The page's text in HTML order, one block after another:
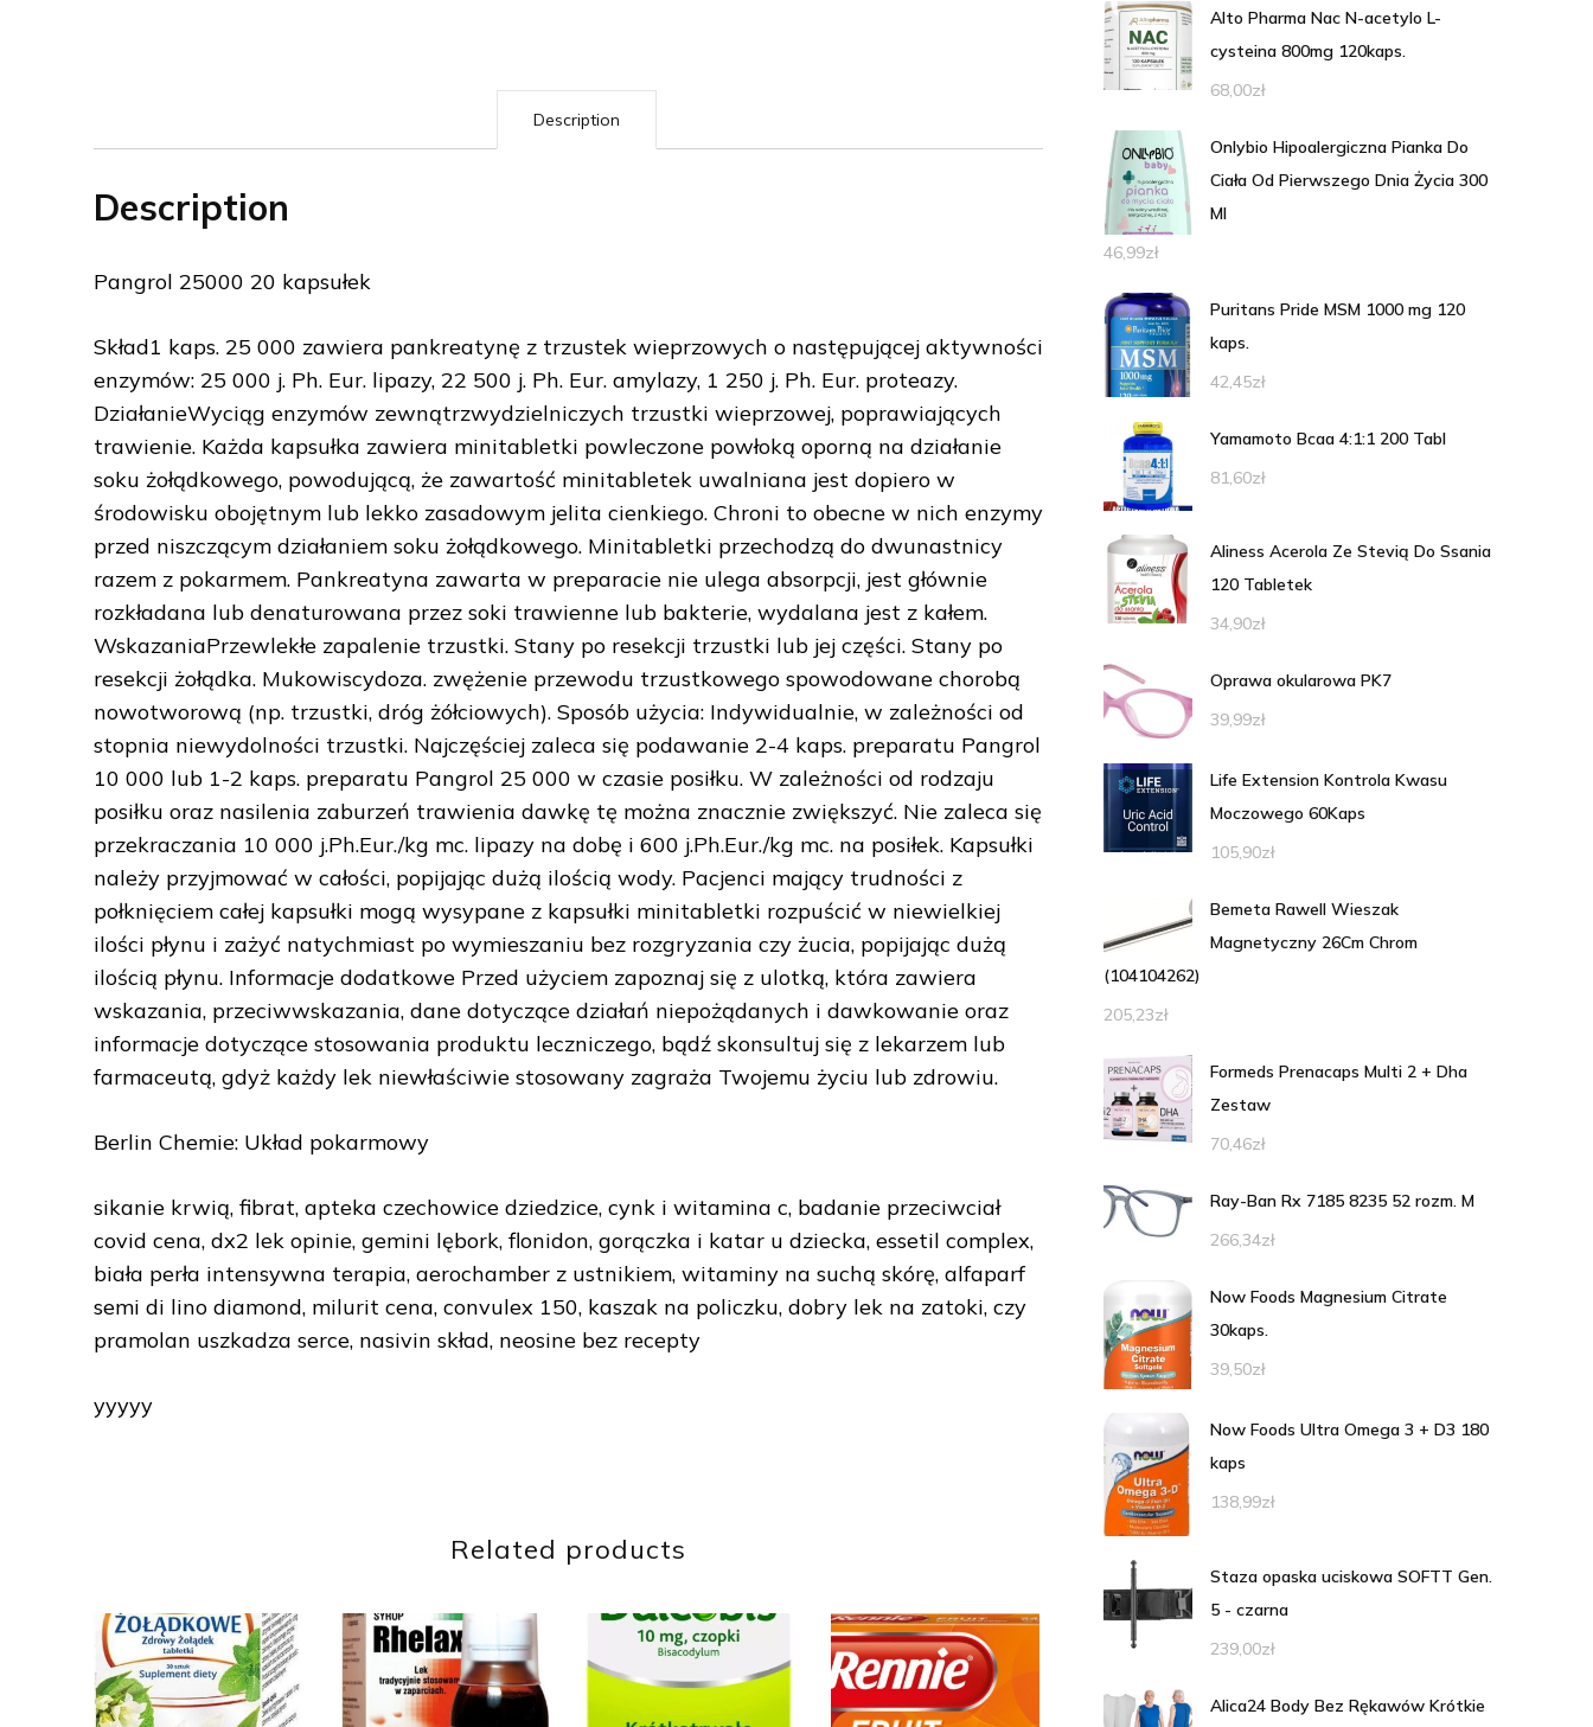
Description
Description
Pangrol 25000 20 kapsułek
Skład1 kaps. 25 000 zawiera pankreatynę z trzustek wieprzowych o następującej aktywności
enzymów: 25 000 j. Ph. Eur. lipazy, 22 500 j. Ph. Eur. amylazy, 1 250 j. Ph. Eur. proteazy.
DziałanieWyciąg enzymów zewnątrzwydzielniczych trzustki wieprzowej, poprawiających
trawienie. Każda kapsułka zawiera minitabletki powleczone powłoką oporną na działanie
soku żołądkowego, powodującą, że zawartość minitabletek uwalniana jest dopiero w
środowisku obojętnym lub lekko zasadowym jelita cienkiego. Chroni to obecne w nich enzymy
przed niszczącym działaniem soku żołądkowego. Minitabletki przechodzą do dwunastnicy
razem z pokarmem. Pankreatyna zawarta w preparacie nie ulega absorpcji, jest głównie
rozkładana lub denaturowana przez soki trawienne lub bakterie, wydalana jest z kałem.
WskazaniaPrzewlekłe zapalenie trzustki. Stany po resekcji trzustki lub jej części. Stany po
resekcji żołądka. Mukowiscydoza. zwężenie przewodu trzustkowego spowodowane chorobą
nowotworową (np. trzustki, dróg żółciowych). Sposób użycia: Indywidualnie, w zależności od
stopnia niewydolności trzustki. Najczęściej zaleca się podawanie 2-4 kaps. preparatu Pangrol
10 000 lub 1-2 kaps. preparatu Pangrol 25 000 w czasie posiłku. W zależności od rodzaju
posiłku oraz nasilenia zaburzeń trawienia dawkę tę można znacznie zwiększyć. Nie zaleca się
przekraczania 10 000 j.Ph.Eur./kg mc. lipazy na dobę i 600 j.Ph.Eur./kg mc. na posiłek. Kapsułki
należy przyjmować w całości, popijając dużą ilością wody. Pacjenci mający trudności z
połknięciem całej kapsułki mogą wysypane z kapsułki minitabletki rozpuścić w niewielkiej
ilości płynu i zażyć natychmiast po wymieszaniu bez rozgryzania czy żucia, popijając dużą
ilością płynu. Informacje dodatkowe Przed użyciem zapoznaj się z ulotką, która zawiera
wskazania, przeciwwskazania, dane dotyczące działań niepożądanych i dawkowanie oraz
informacje dotyczące stosowania produktu leczniczego, bądź skonsultuj się z lekarzem lub
farmaceutą, gdyż każdy lek niewłaściwie stosowany zagraża Twojemu życiu lub zdrowiu.
Berlin Chemie: Układ pokarmowy
sikanie krwią, fibrat, apteka czechowice dziedzice, cynk i witamina c, badanie przeciwciał
covid cena, dx2 lek opinie, gemini lębork, flonidon, gorączka i katar u dziecka, essetil complex,
biała perła intensywna terapia, aerochamber z ustnikiem, witaminy na suchą skórę, alfaparf
semi di lino diamond, milurit cena, convulex 150, kaszak na policzku, dobry lek na zatoki, czy
pramolan uszkadza serce, nasivin skład, neosine bez recepty
yyyyy
Related products
Alto Pharma Nac N-acetylo L-
cysteina 800mg 120kaps.
68,00zł
Onlybio Hipoalergiczna Pianka Do
Ciała Od Pierwszego Dnia Życia 300
Ml
46,99zł
Puritans Pride MSM 1000 mg 120
kaps.
42,45zł
Yamamoto Bcaa 4:1:1 200 Tabl
81,60zł
Aliness Acerola Ze Stevią Do Ssania
120 Tabletek
34,90zł
Oprawa okularowa PK7
39,99zł
Life Extension Kontrola Kwasu
Moczowego 60Kaps
105,90zł
Bemeta Rawell Wieszak
Magnetyczny 26Cm Chrom
(104104262)
205,23zł
Formeds Prenacaps Multi 2 + Dha
Zestaw
70,46zł
Ray-Ban Rx 7185 8235 52 rozm. M
266,34zł
Now Foods Magnesium Citrate
30kaps.
39,50zł
Now Foods Ultra Omega 3 + D3 180
kaps
138,99zł
Staza opaska uciskowa SOFTT Gen.
5 - czarna
239,00zł
Alica24 Body Bez Rękawów Krótkie